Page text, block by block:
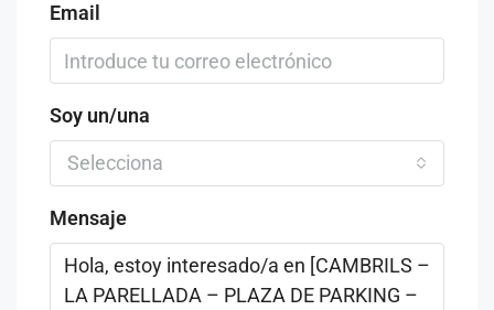
Email
Soy un/una
Selecciona
Mensaje